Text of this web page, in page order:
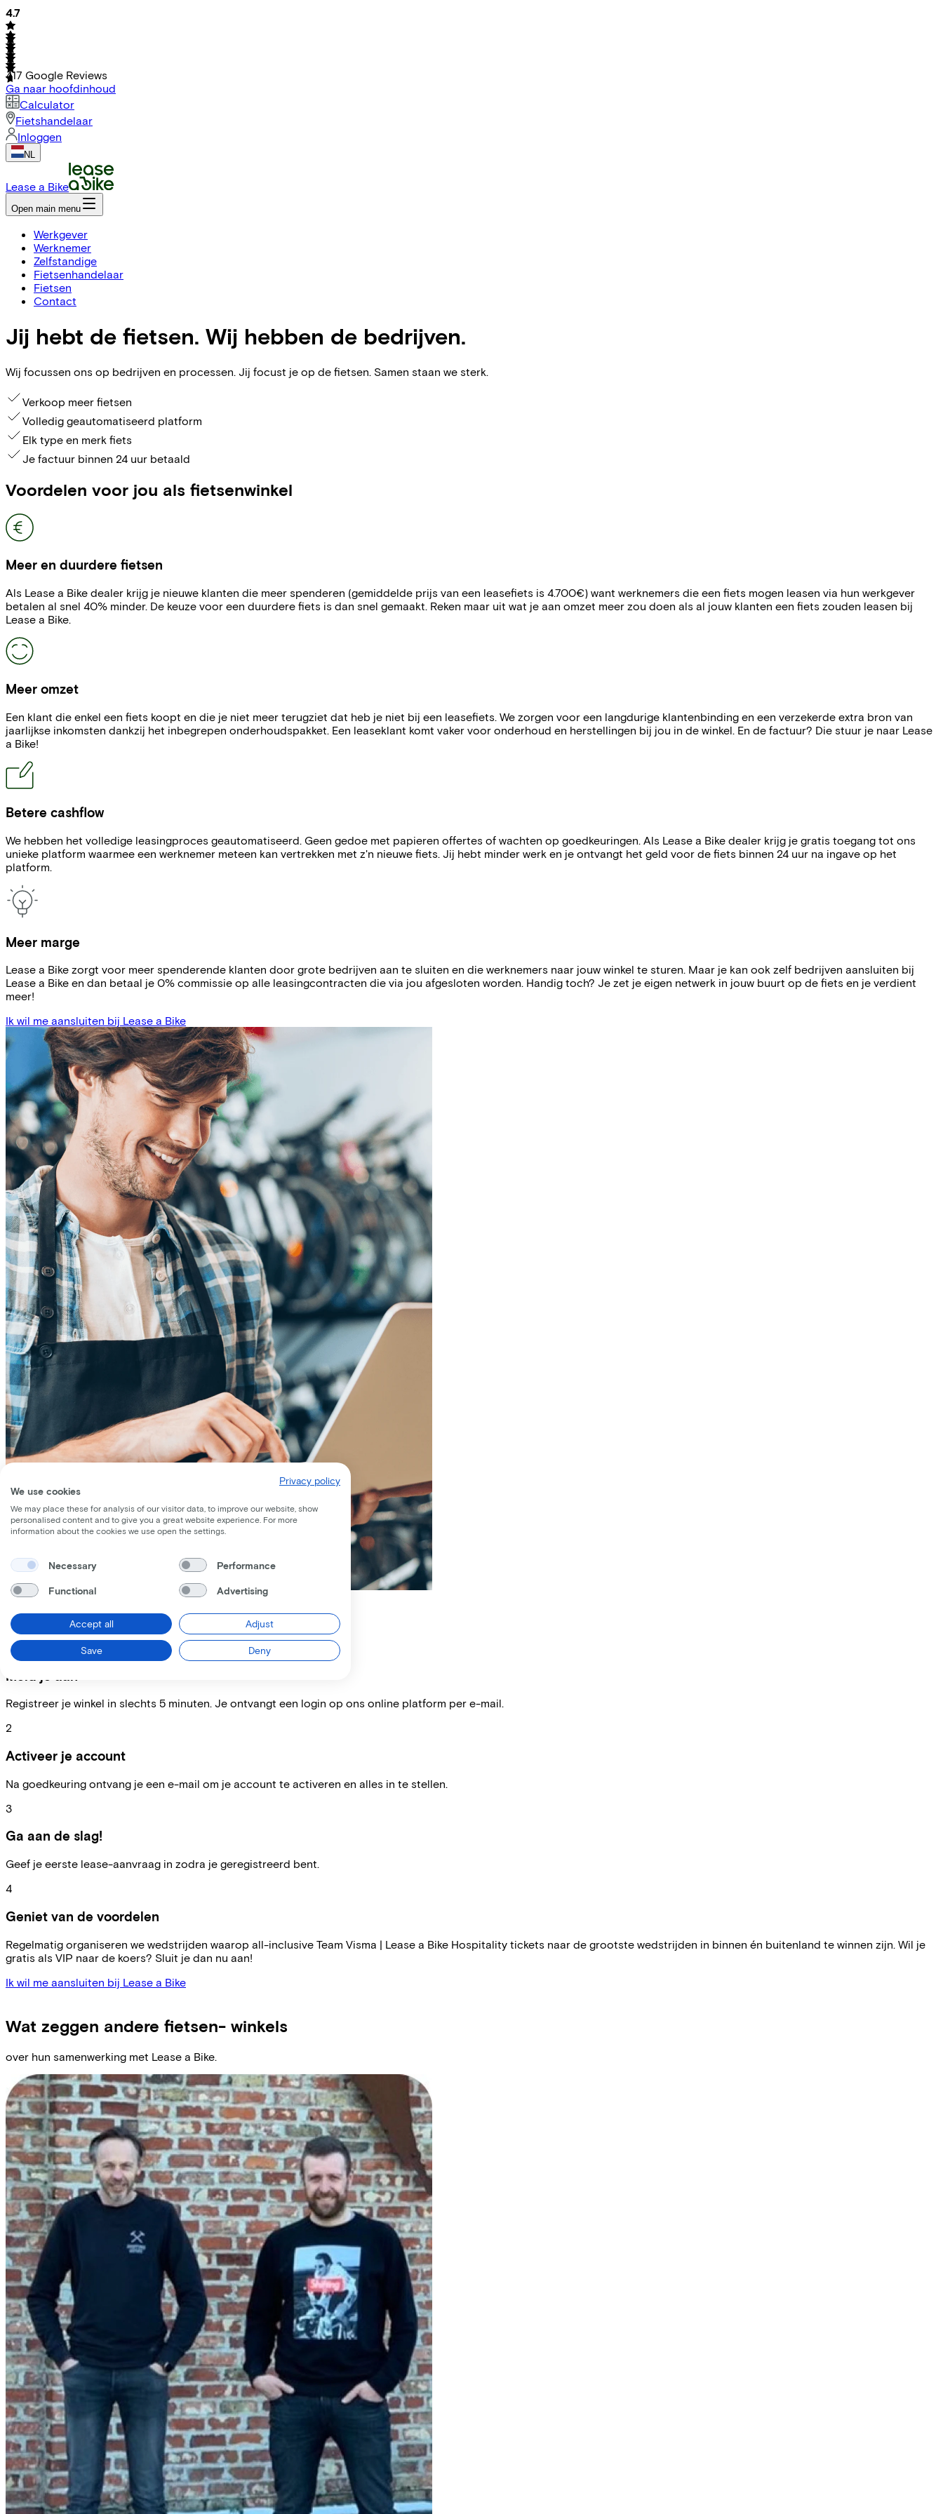
4.7
417 Google Reviews
Ga naar hoofdinhoud
Calculator
Fietshandelaar
Inloggen
NL
Lease a Bike
Open main menu
Werkgever
Werknemer
Zelfstandige
Fietsenhandelaar
Fietsen
Contact
Jij hebt de fietsen. Wij hebben de bedrijven.
Wij focussen ons op bedrijven en processen. Jij focust je op de fietsen. Samen staan we sterk.
Verkoop meer fietsen
Volledig geautomatiseerd platform
Elk type en merk fiets
Je factuur binnen 24 uur betaald
Voordelen voor jou als fietsenwinkel
Meer en duurdere fietsen
Als Lease a Bike dealer krijg je nieuwe klanten die meer spenderen (gemiddelde prijs van een leasefiets is 4.700€) want werknemers die een fiets mogen leasen via hun werkgever
betalen al snel 40% minder. De keuze voor een duurdere fiets is dan snel gemaakt. Reken maar uit wat je aan omzet meer zou doen als al jouw klanten een fiets zouden leasen bij
Lease a Bike.
Meer omzet
Een klant die enkel een fiets koopt en die je niet meer terugziet dat heb je niet bij een leasefiets. We zorgen voor een langdurige klantenbinding en een verzekerde extra bron van
jaarlijkse inkomsten dankzij het inbegrepen onderhoudspakket. Een leaseklant komt vaker voor onderhoud en herstellingen bij jou in de winkel. En de factuur? Die stuur je naar Lease
a Bike!
Betere cashflow
We hebben het volledige leasingproces geautomatiseerd. Geen gedoe met papieren offertes of wachten op goedkeuringen. Als Lease a Bike dealer krijg je gratis toegang tot ons
unieke platform waarmee een werknemer meteen kan vertrekken met z'n nieuwe fiets. Jij hebt minder werk en je ontvangt het geld voor de fiets binnen 24 uur na ingave op het
platform.
Meer marge
Lease a Bike zorgt voor meer spenderende klanten door grote bedrijven aan te sluiten en die werknemers naar jouw winkel te sturen. Maar je kan ook zelf bedrijven aansluiten bij
Lease a Bike en dan betaal je 0% commissie op alle leasingcontracten die via jou afgesloten worden. Handig toch? Je zet je eigen netwerk in jouw buurt op de fiets en je verdient
meer!
Ik wil me aansluiten bij Lease a Bike
Word Lease a Bike fietshandelaar
Meld je aan
Registreer je winkel in slechts 5 minuten. Je ontvangt een login op ons online platform per e-mail.
2
Activeer je account
Na goedkeuring ontvang je een e-mail om je account te activeren en alles in te stellen.
3
Ga aan de slag!
Geef je eerste lease-aanvraag in zodra je geregistreerd bent.
4
Geniet van de voordelen
Regelmatig organiseren we wedstrijden waarop all-inclusive Team Visma | Lease a Bike Hospitality tickets naar de grootste wedstrijden in binnen én buitenland te winnen zijn. Wil je
gratis als VIP naar de koers? Sluit je dan nu aan!
Ik wil me aansluiten bij Lease a Bike
Wat zeggen andere fietsen- winkels
over hun samenwerking met Lease a Bike.
Privacy policy
We use cookies
We may place these for analysis of our visitor data, to improve our website, show
personalised content and to give you a great website experience. For more
information about the cookies we use open the settings.
Necessary Performance
Functional Advertising
Accept all Adjust
Save Deny